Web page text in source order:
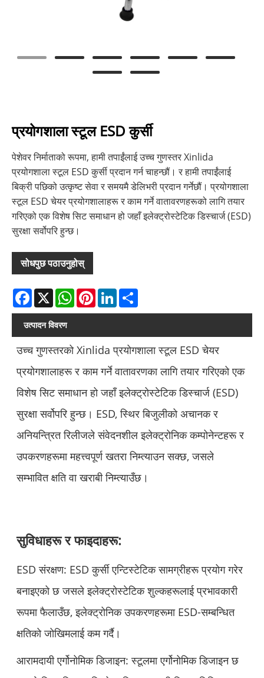
प्रयोगशाला स्टूल ESD कुर्सी
पेशेवर निर्माताको रूपमा, हामी तपाईंलाई उच्च गुणस्तर Xinlida
प्रयोगशाला स्टूल ESD कुर्सी प्रदान गर्न चाहन्छौं। र हामी तपाईंलाई
बिक्री पछिको उत्कृष्ट सेवा र समयमै डेलिभरी प्रदान गर्नेछौं। प्रयोगशाला
स्टूल ESD चेयर प्रयोगशालाहरू र काम गर्ने वातावरणहरूको लागि तयार
गरिएको एक विशेष सिट समाधान हो जहाँ इलेक्ट्रोस्टेटिक डिस्चार्ज (ESD)
सुरक्षा सर्वोपरि हुन्छ।
सोधपुछ पठाउनुहोस्
Facebook
X WhatsApp
PinterestLinkedIn
उत्पादन विवरण
उच्च गुणस्तरको Xinlida प्रयोगशाला स्टूल ESD चेयर
प्रयोगशालाहरू र काम गर्ने वातावरणका लागि तयार गरिएको एक
विशेष सिट समाधान हो जहाँ इलेक्ट्रोस्टेटिक डिस्चार्ज (ESD)
सुरक्षा सर्वोपरि हुन्छ। ESD, स्थिर बिजुलीको अचानक र
अनियन्त्रित रिलीजले संवेदनशील इलेक्ट्रोनिक कम्पोनेन्टहरू र
उपकरणहरूमा महत्त्वपूर्ण खतरा निम्त्याउन सक्छ, जसले
सम्भावित क्षति वा खराबी निम्त्याउँछ।
सुविधाहरू र फाइदाहरू:
ESD संरक्षण: ESD कुर्सी एन्टिस्टेटिक सामग्रीहरू प्रयोग गरेर
बनाइएको छ जसले इलेक्ट्रोस्टेटिक शुल्कहरूलाई प्रभावकारी
रूपमा फैलाउँछ, इलेक्ट्रोनिक उपकरणहरूमा ESD-सम्बन्धित
क्षतिको जोखिमलाई कम गर्दै।
आरामदायी एर्गोनोमिक डिजाइन: स्टूलमा एर्गोनोमिक डिजाइन छ